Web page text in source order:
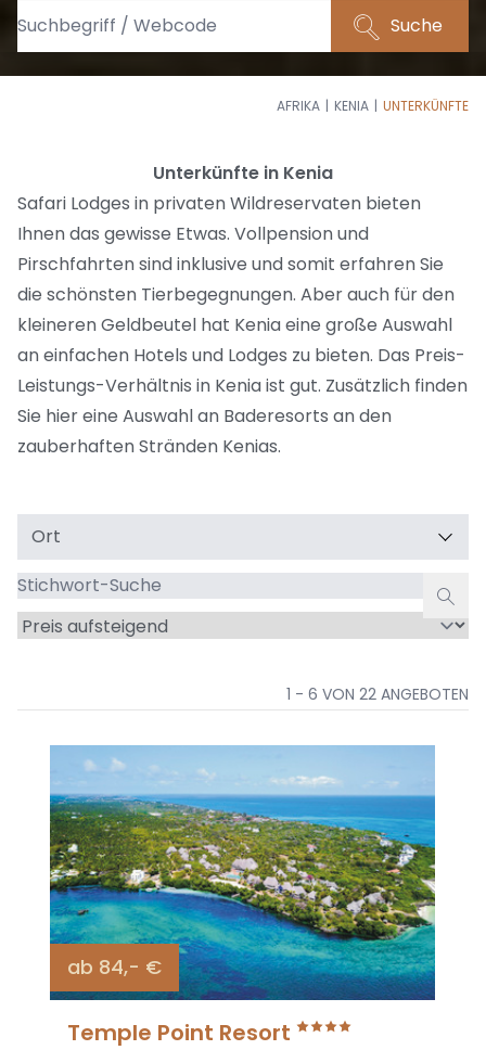
Suche
AFRIKA KENIA UNTERKÜNFTE
Unterkünfte in Kenia
Safari Lodges in privaten Wildreservaten bieten
Ihnen das gewisse Etwas. Vollpension und
Pirschfahrten sind inklusive und somit erfahren Sie
die schönsten Tierbegegnungen. Aber auch für den
kleineren Geldbeutel hat Kenia eine große Auswahl
an einfachen Hotels und Lodges zu bieten. Das Preis-
Leistungs-Verhältnis in Kenia ist gut. Zusätzlich finden
Sie hier eine Auswahl an Baderesorts an den
zauberhaften Stränden Kenias.
Ort
Stichwort-
Suche
Sortieren
1 - 6 VON 22 ANGEBOTEN
ab 84,- €
Temple Point Resort